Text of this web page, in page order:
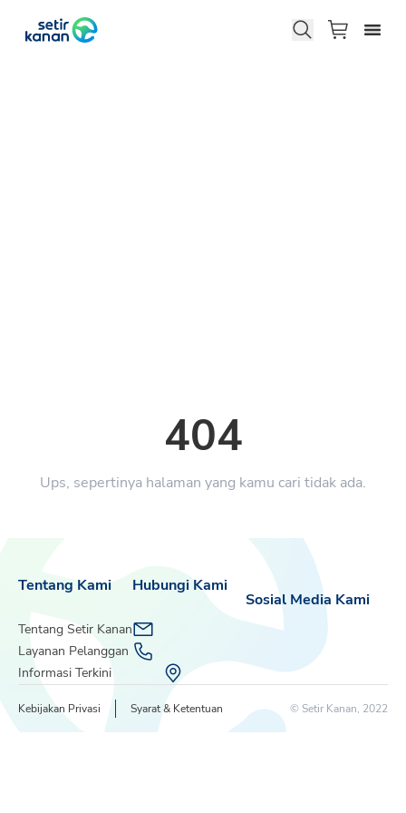
404
Ups, sepertinya halaman yang kamu cari tidak ada.
Tentang Kami
Tentang Setir Kanan
Layanan Pelanggan
Informasi Terkini
Sosial Media Kami
Hubungi Kami
Kebijakan Privasi Syarat & Ketentuan © Setir Kanan, 2022